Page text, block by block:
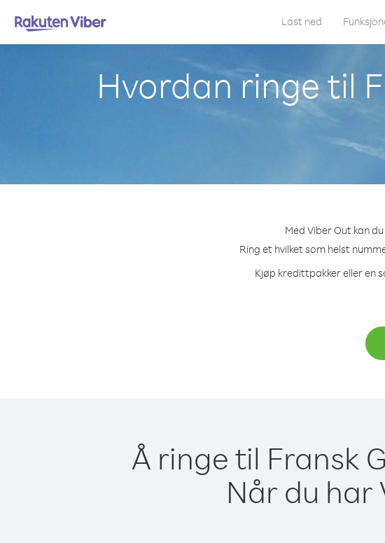
Last ned
Hvordan ringe til
Med Viber Out kan
Ring et hvilket som helst
Kjøp kredittpakker eller en
Å ringe til Fransk
Når du har